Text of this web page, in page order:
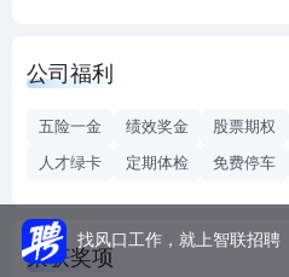
科技领先，创享智慧生活。科林
为创建世界一流电气企业的新局
公司福利
五险一金 绩效奖金 股票期权
人才绿卡
定期体检 免费停车
荣获奖项
找风口工作，就上智联招聘